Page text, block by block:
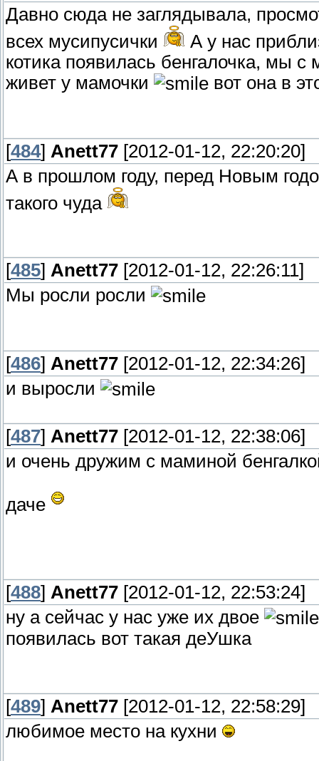
Давно сюда не заглядывала,
всех мусипусички
А у нас
котика появилась бенгалочка, мы
живет у мамочки
вот она в
[484] Anett77 [2012-01-12, 22:20:20]
А в прошлом году, перед Новым
такого чуда
[485] Anett77 [2012-01-12, 22:26:11]
Мы росли росли
[486] Anett77 [2012-01-12, 22:34:26]
и выросли
[487] Anett77 [2012-01-12, 22:38:06]
и очень дружим с маминой
даче
[488] Anett77 [2012-01-12, 22:53:24]
ну а сейчас у нас уже их двое
появилась вот такая деУшка
[489] Anett77 [2012-01-12, 22:58:29]
любимое место на кухни